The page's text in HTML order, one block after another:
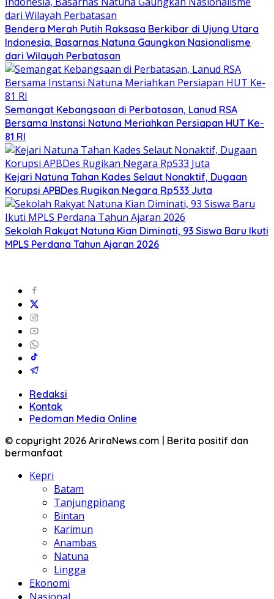
Bendera Merah Putih Raksasa Berkibar di Ujung Utara
Indonesia, Basarnas Natuna Gaungkan Nasionalisme
dari Wilayah Perbatasan
Semangat Kebangsaan di Perbatasan, Lanud RSA
Bersama Instansi Natuna Meriahkan Persiapan HUT Ke-
81 RI
Kejari Natuna Tahan Kades Selaut Nonaktif, Dugaan
Korupsi APBDes Rugikan Negara Rp533 Juta
Sekolah Rakyat Natuna Kian Diminati, 93 Siswa Baru Ikuti
MPLS Perdana Tahun Ajaran 2026
Redaksi
Kontak
Pedoman Media Online
© copyright 2026 AriraNews.com | Berita positif dan
bermanfaat
Kepri
Batam
Tanjungpinang
Bintan
Karimun
Anambas
Natuna
Lingga
Ekonomi